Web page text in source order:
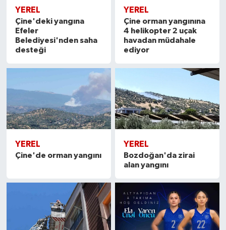
YEREL
Çine'deki yangına
Efeler
Belediyesi'nden saha
desteği
YEREL
Çine orman yangınına
4 helikopter 2 uçak
havadan müdahale
ediyor
YEREL
Çine'de orman yangını
YEREL
Bozdoğan'da zirai
alan yangını